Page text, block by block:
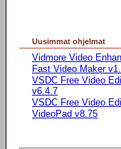
Uusimmat ohjelmat
Vidmore Video
Fast Video Maker
VSDC Free Video
v6.4.7
VSDC Free Video
VideoPad v8.75